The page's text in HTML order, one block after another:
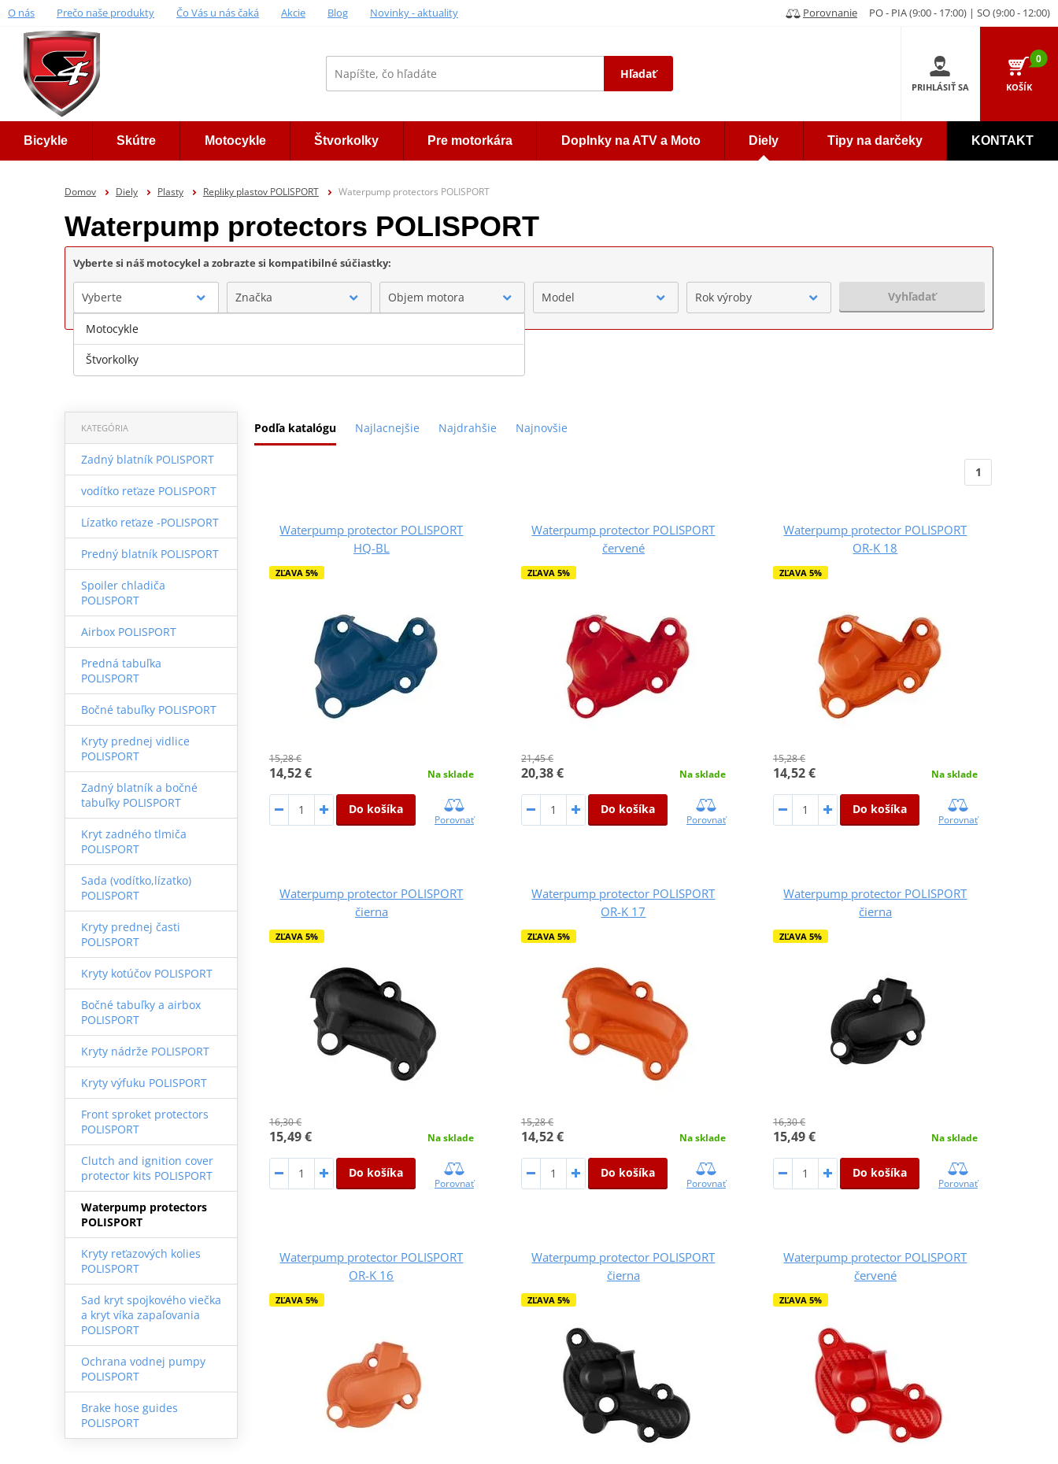
O nás Prečo naše produkty Čo Vás u nás čaká Akcie Blog Novinky - aktuality Porovnanie PO - PIA (9:00 - 17:00) | SO (9:00 - 12:00)
Hľadať
PRIHLÁSIŤ SA
0
KOŠÍK
Bicykle Skútre Motocykle Štvorkolky Pre motorkára Doplnky na ATV a Moto Diely Tipy na darčeky KONTAKT
Domov Diely Plasty Repliky plastov POLISPORT Waterpump protectors POLISPORT
Waterpump protectors POLISPORT
Vyberte si náš motocykel a zobrazte si kompatibilné súčiastky:
Vyberte Značka Objem motora Model Rok výroby Vyhľadať
Podľa katalógu Najlacnejšie Najdrahšie Najnovšie
KATEGÓRIA
Zadný blatník POLISPORT
vodítko reťaze POLISPORT
Lízatko reťaze -POLISPORT
Predný blatník POLISPORT
Spoiler chladiča
POLISPORT
Airbox POLISPORT
Predná tabuľka
POLISPORT
Bočné tabuľky POLISPORT
Kryty prednej vidlice
POLISPORT
Zadný blatník a bočné
tabuľky POLISPORT
Kryt zadného tlmiča
POLISPORT
Sada (vodítko,lízatko)
POLISPORT
Kryty prednej časti
POLISPORT
Kryty kotúčov POLISPORT
Bočné tabuľky a airbox
POLISPORT
Kryty nádrže POLISPORT
Kryty výfuku POLISPORT
Front sproket protectors
POLISPORT
Clutch and ignition cover
protector kits POLISPORT
Waterpump protectors
POLISPORT
Kryty reťazových kolies
POLISPORT
Sad kryt spojkového viečka
a kryt víka zapaľovania
POLISPORT
Ochrana vodnej pumpy
POLISPORT
Brake hose guides
POLISPORT
1
Waterpump protector POLISPORT
HQ-BL
ZĽAVA 5%
15,28 €
14,52 € Na sklade
Do košíka
Porovnať
Waterpump protector POLISPORT
červené
ZĽAVA 5%
21,45 €
20,38 € Na sklade
Do košíka
Porovnať
Waterpump protector POLISPORT
OR-K 18
ZĽAVA 5%
15,28 €
14,52 € Na sklade
Do košíka
Porovnať
Waterpump protector POLISPORT
čierna
ZĽAVA 5%
16,30 €
15,49 € Na sklade
Do košíka
Porovnať
Waterpump protector POLISPORT
OR-K 17
ZĽAVA 5%
15,28 €
14,52 € Na sklade
Do košíka
Porovnať
Waterpump protector POLISPORT
čierna
ZĽAVA 5%
16,30 €
15,49 € Na sklade
Do košíka
Porovnať
Waterpump protector POLISPORT
OR-K 16
ZĽAVA 5%
Waterpump protector POLISPORT
čierna
ZĽAVA 5%
Waterpump protector POLISPORT
červené
ZĽAVA 5%
Motocykle
Štvorkolky